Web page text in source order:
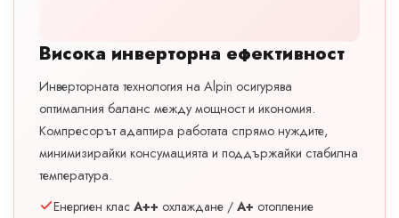
Висока инверторна ефективност
Инверторната технология на Alpin осигурява
оптималния баланс между мощност и икономия.
Компресорът адаптира работата спрямо нуждите,
минимизирайки консумацията и поддържайки стабилна
температура.
Енергиен клас A++ охлаждане / A+ отопление